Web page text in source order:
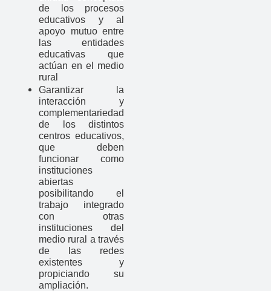
de los procesos
educativos y al
apoyo mutuo entre
las entidades
educativas que
actúan en el medio
rural
Garantizar la
interacción y
complementariedad
de los distintos
centros educativos,
que deben
funcionar como
instituciones
abiertas
posibilitando el
trabajo integrado
con otras
instituciones del
medio rural a través
de las redes
existentes y
propiciando su
ampliación.